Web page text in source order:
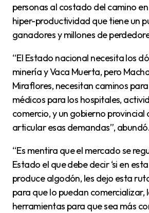
personas al costado del camino
hiper-productividad que tiene un
ganadores y millones de
“El Estado nacional necesita los dólares de la
minería y Vaca Muerta, pero
Miraflores, necesitan caminos
médicos para los hospitales,
comercio, y un gobierno provincial
articular esas demandas”, abundó.
“Es mentira que el mercado se regula solo; es el
Estado el que debe decir ‘si en
produce algodón, les dejo esta
para que lo puedan comercializar,
herramientas para que sea más